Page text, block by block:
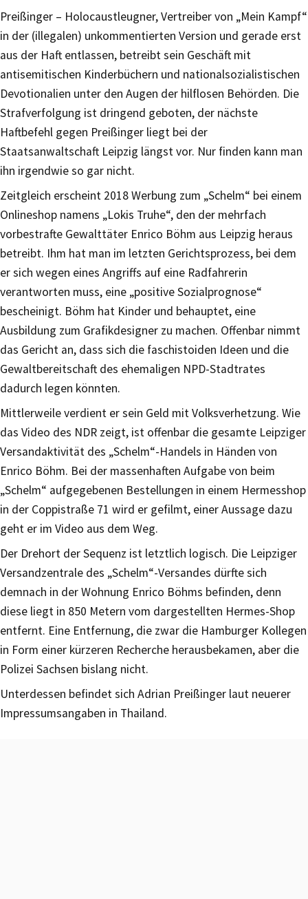
Preißinger – Holocaustleugner, Vertreiber von „Mein Kampf“
in der (illegalen) unkommentierten Version und gerade erst
aus der Haft entlassen, betreibt sein Geschäft mit
antisemitischen Kinderbüchern und nationalsozialistischen
Devotionalien unter den Augen der hilflosen Behörden. Die
Strafverfolgung ist dringend geboten, der nächste
Haftbefehl gegen Preißinger liegt bei der
Staatsanwaltschaft Leipzig längst vor. Nur finden kann man
ihn irgendwie so gar nicht.
Zeitgleich erscheint 2018 Werbung zum „Schelm“ bei einem
Onlineshop namens „Lokis Truhe“, den der mehrfach
vorbestrafte Gewalttäter Enrico Böhm aus Leipzig heraus
betreibt. Ihm hat man im letzten Gerichtsprozess, bei dem
er sich wegen eines Angriffs auf eine Radfahrerin
verantworten muss, eine „positive Sozialprognose“
bescheinigt. Böhm hat Kinder und behauptet, eine
Ausbildung zum Grafikdesigner zu machen. Offenbar nimmt
das Gericht an, dass sich die faschistoiden Ideen und die
Gewaltbereitschaft des ehemaligen NPD-Stadtrates
dadurch legen könnten.
Mittlerweile verdient er sein Geld mit Volksverhetzung. Wie
das Video des NDR zeigt, ist offenbar die gesamte Leipziger
Versandaktivität des „Schelm“-Handels in Händen von
Enrico Böhm. Bei der massenhaften Aufgabe von beim
„Schelm“ aufgegebenen Bestellungen in einem Hermesshop
in der Coppistraße 71 wird er gefilmt, einer Aussage dazu
geht er im Video aus dem Weg.
Der Drehort der Sequenz ist letztlich logisch. Die Leipziger
Versandzentrale des „Schelm“-Versandes dürfte sich
demnach in der Wohnung Enrico Böhms befinden, denn
diese liegt in 850 Metern vom dargestellten Hermes-Shop
entfernt. Eine Entfernung, die zwar die Hamburger Kollegen
in Form einer kürzeren Recherche herausbekamen, aber die
Polizei Sachsen bislang nicht.
Unterdessen befindet sich Adrian Preißinger laut neuerer
Impressumsangaben in Thailand.